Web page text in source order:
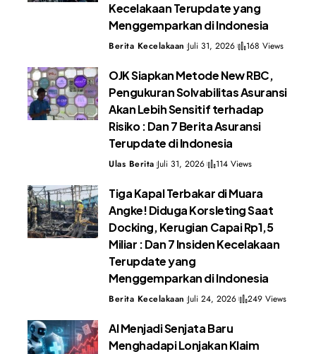
Kecelakaan Terupdate yang
Menggemparkan di Indonesia
Berita Kecelakaan Juli 31, 2026 168 Views
OJK Siapkan Metode New RBC,
Pengukuran Solvabilitas Asuransi
Akan Lebih Sensitif terhadap
Risiko : Dan 7 Berita Asuransi
Terupdate di Indonesia
Ulas Berita Juli 31, 2026 114 Views
Tiga Kapal Terbakar di Muara
Angke! Diduga Korsleting Saat
Docking, Kerugian Capai Rp1,5
Miliar : Dan 7 Insiden Kecelakaan
Terupdate yang
Menggemparkan di Indonesia
Berita Kecelakaan Juli 24, 2026 249 Views
AI Menjadi Senjata Baru
Menghadapi Lonjakan Klaim